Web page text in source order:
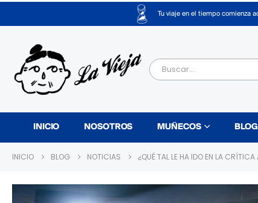
Tu viaje en el tiempo comienza
INICIO NOSOTROS MUÑECOS BLOG
INICIO BLOG NOTICIAS ¿QUÉ TAL LE HA IDO EN LA